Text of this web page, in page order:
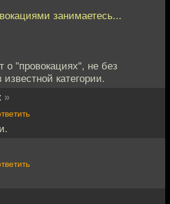
занимаетесь...
о "провокациях", не без
категории.
»